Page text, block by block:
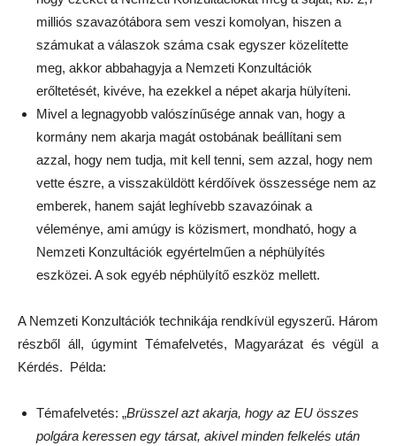
milliós szavazótábora sem veszi komolyan, hiszen a
számukat a válaszok száma csak egyszer közelítette
meg, akkor abbahagyja a Nemzeti Konzultációk
erőltetését, kivéve, ha ezekkel a népet akarja hülyíteni.
Mivel a legnagyobb valószínűsége annak van, hogy a
kormány nem akarja magát ostobának beállítani sem
azzal, hogy nem tudja, mit kell tenni, sem azzal, hogy nem
vette észre, a visszaküldött kérdőívek összessége nem az
emberek, hanem saját leghívebb szavazóinak a
véleménye, ami amúgy is közismert, mondható, hogy a
Nemzeti Konzultációk egyértelműen a néphülyítés
eszközei. A sok egyéb néphülyítő eszköz mellett.
A Nemzeti Konzultációk technikája rendkívül egyszerű. Három
részből áll, úgymint Témafelvetés, Magyarázat és végül a
Kérdés. Példa:
Témafelvetés: „Brüsszel azt akarja, hogy az EU összes
polgára keressen egy társat, akivel minden felkelés után